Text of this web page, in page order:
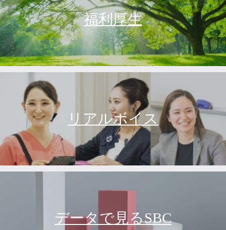
福利厚生
リアルボイス
データで見るSBC